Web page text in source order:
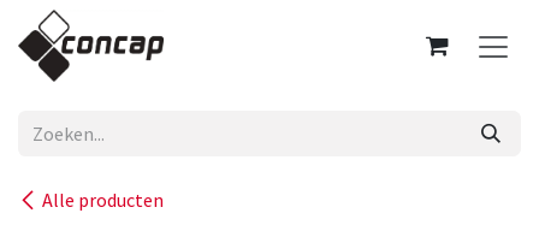
Overslaan naar inhoud
Alle producten